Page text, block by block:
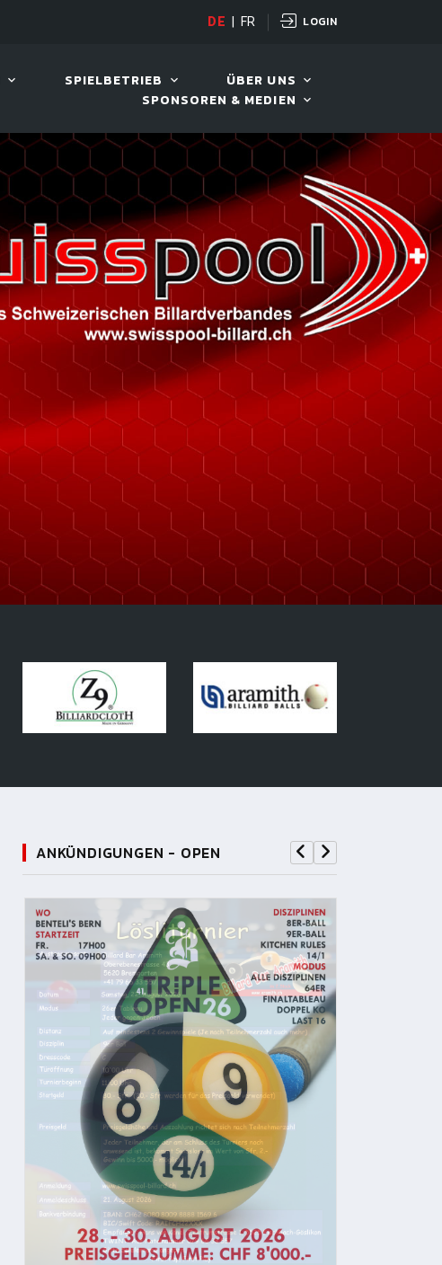
12. AUG. 2026, 19:00
DE FR LOGIN
SPIELBETRIEB
ÜBER UNS
SPONSOREN & MEDIEN
ANKÜNDIGUNGEN - OPEN